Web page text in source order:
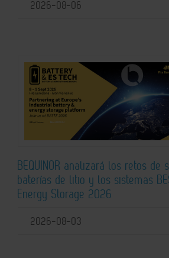
2026-08-06
BEQUINOR analizará los retos de
baterías de litio y los sistemas
Energy Storage 2026
2026-08-03